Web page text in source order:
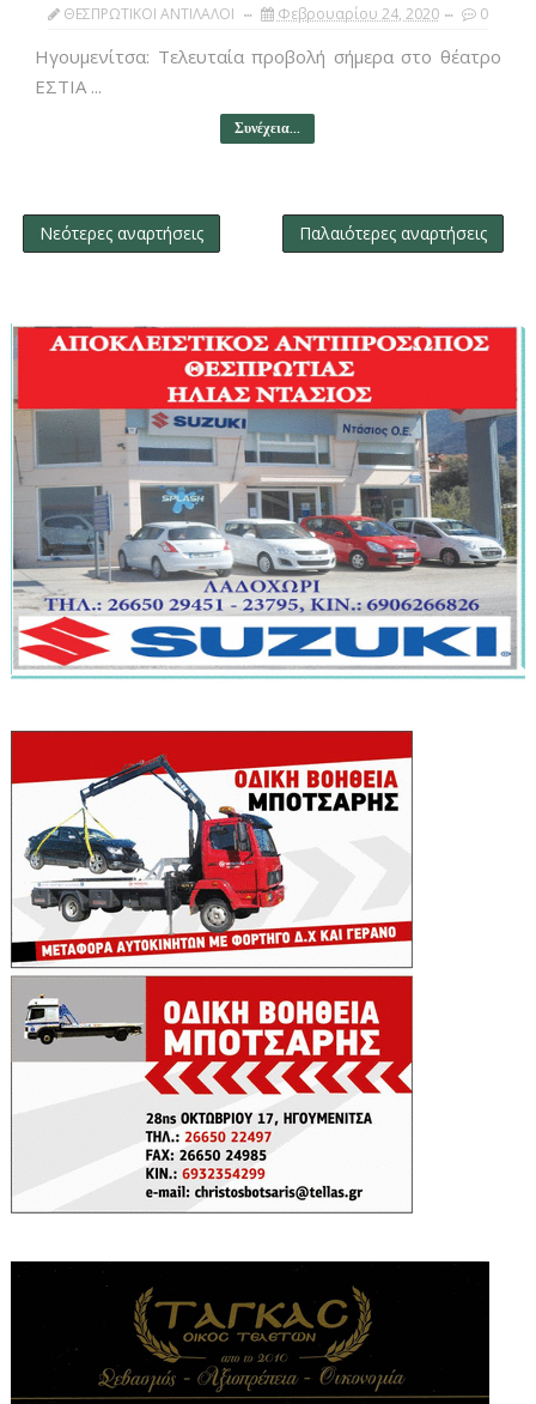
ΘΕΣΠΡΩΤΙΚΟΙ ΑΝΤΙΛΑΛΟΙ Φεβρουαρίου 24, 2020 0
Ηγουμενίτσα: Τελευταία προβολή σήμερα στο θέατρο
ΕΣΤΙΑ ...
Συνέχεια...
Νεότερες αναρτήσεις Παλαιότερες αναρτήσεις